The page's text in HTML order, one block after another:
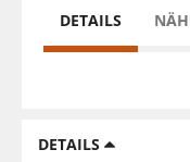
DETAILS
DETAILS